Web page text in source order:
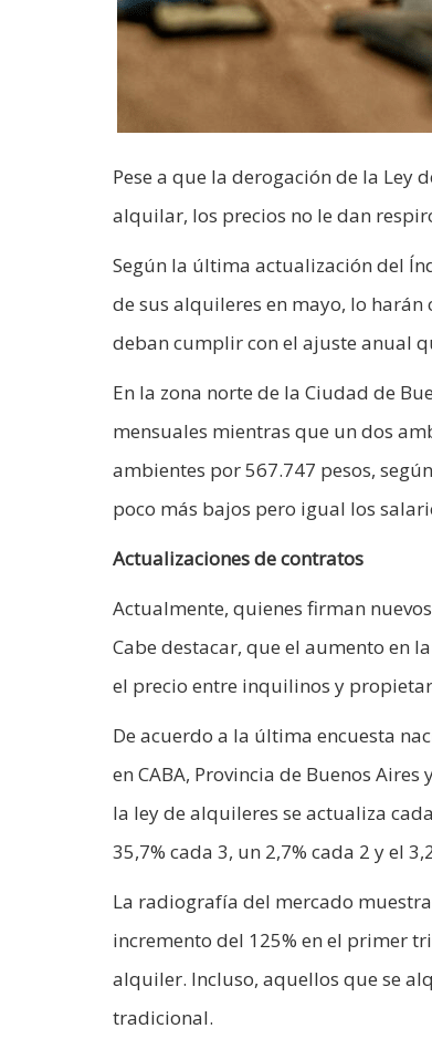
Pese a que la derogación de la Ley
alquilar, los precios no le dan
Según la última actualización del
de sus alquileres en mayo, lo
deban cumplir con el ajuste anual
En la zona norte de la Ciudad de
mensuales mientras que un dos
ambientes por 567.747 pesos,
poco más bajos pero igual los
Actualizaciones de contratos
Actualmente, quienes firman
Cabe destacar, que el aumento en
el precio entre inquilinos y
De acuerdo a la última encuesta
en CABA, Provincia de Buenos
la ley de alquileres se actualiza
35,7% cada 3, un 2,7% cada 2 y el
La radiografía del mercado
incremento del 125% en el primer
alquiler. Incluso, aquellos que se
tradicional.